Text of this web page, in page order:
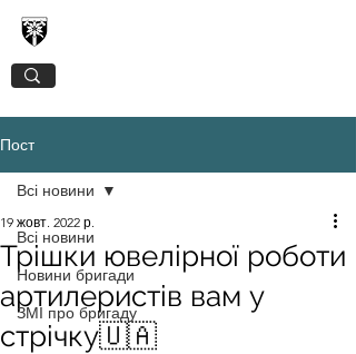
Пост
Всі новини
Новини бригади
ЗМІ про бригаду
Всі новини
Трішки ювелірної роботи
артилеристів вам у
стрічку🇺🇦
19 жовт. 2022 р.